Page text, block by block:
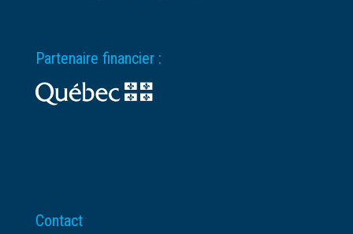
Partenaire financier :
Contact